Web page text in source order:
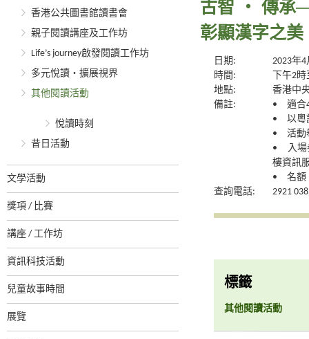
香港公共圖書館讀書會
親子閱讀講座及工作坊
Life’s journey啟發閱讀工作坊
多元悅讀‧擴展視界
其他閱讀活動
悅讀時刻
昔日活動
文學活動
獎項 / 比賽
講座 / 工作坊
資訊科技活動
兒童故事時間
展覽
古智 ‧ 傳承
彰顯漢字之美
日期:
2023年
時間:
下午2
地點:
香港中
備註:
• 適合
• 以粵
• 活動
• 入場
樓資訊
• 名額
查詢電話:
2921
標籤
其他閱讀活動